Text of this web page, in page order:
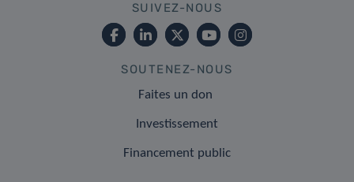
SUIVEZ-NOUS
SOUTENEZ-NOUS
Faites un don
Investissement
Financement public